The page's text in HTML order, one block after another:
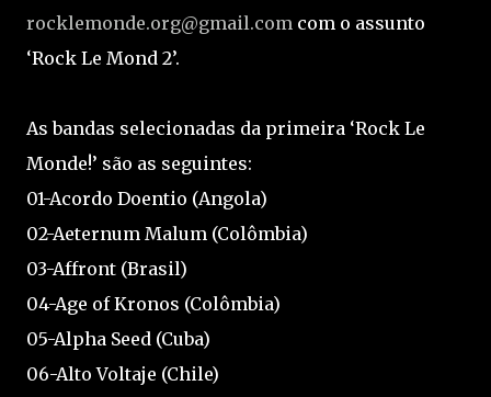
rocklemonde.org@gmail.com com o assunto
‘Rock Le Mond 2’.
As bandas selecionadas da primeira ‘Rock Le
Monde!’ são as seguintes:
01-Acordo Doentio (Angola)
02-Aeternum Malum (Colômbia)
03-Affront (Brasil)
04-Age of Kronos (Colômbia)
05-Alpha Seed (Cuba)
06-Alto Voltaje (Chile)